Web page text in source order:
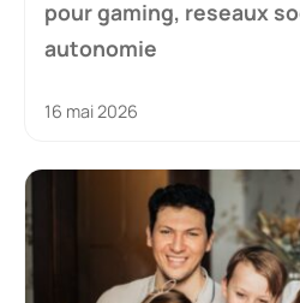
pour gaming, reseaux
autonomie
16 mai 2026